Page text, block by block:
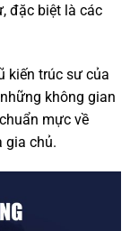
đặc biệt là các
kiến trúc sư của
không gian
mực về
gia chủ.